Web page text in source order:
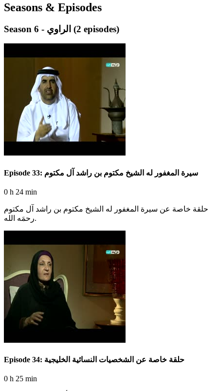
Seasons & Episodes
(2 episodes)
Episode 33: سيرة المغفور له الشيخ مكتوم بن راشد آل مكتوم
0 h 24 min
حلقة خاصة عن سيرة المغفور له الشيخ مكتوم بن راشد آل مكتوم
رحمَه الله.
Episode 34: حلقة خاصة عن الشخصيات النسائية الخليجية
0 h 25 min